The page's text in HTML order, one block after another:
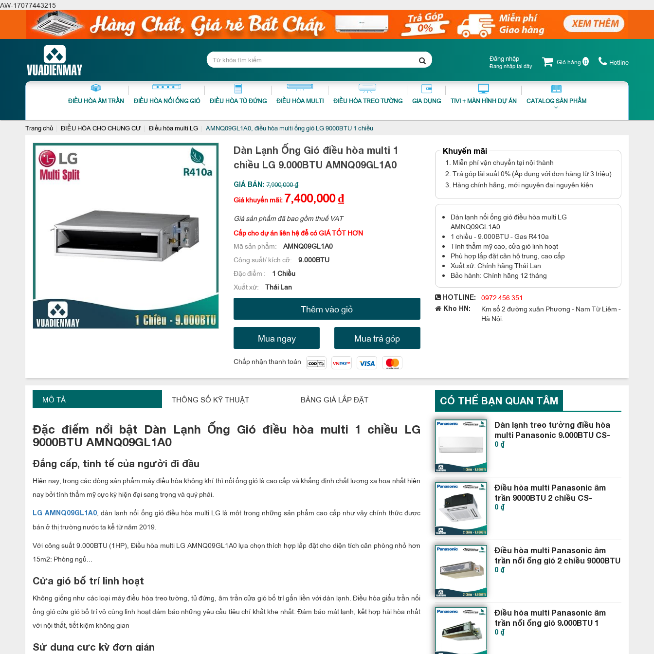
AW-17077443215
Hotline
Giỏ hàng 0
Đăng nhập
Đăng nhập tại đây
ĐIỀU HÒA ÂM TRẦN ĐIỀU HÒA NỐI ỐNG GIÓ ĐIỀU HÒA TỦ ĐỨNG ĐIỀU HÒA MULTI ĐIỀU HÒA TREO TƯỜNG GIA DỤNG TIVI + MÀN HÌNH DỰ ÁN CATALOG SẢN PHẨM
Trang chủ ĐIỀU HÒA CHO CHUNG CƯ Điều hòa multi LG AMNQ09GL1A0, điều hòa multi ống gió LG 9000BTU 1 chiều
Dàn Lạnh Ống Gió điều hòa multi 1
chiều LG 9.000BTUAMNQ09GL1A0
GIÁ BÁN:7,900,000 ₫
Giá khuyến mãi: 7,400,000₫
Giá sản phẩm đã bao gồm thuế VAT
Cấp cho dự án liên hệ để có GIÁ TỐT HƠN
Mã sản phẩm:
AMNQ09GL1A0
Công suất/ kích cỡ:
9.000BTU
Đặc điểm :
1 Chiều
Xuất xứ:
Thái Lan
Thêm vào giỏ
Mua ngay Mua trả góp
Chấp nhận thanh toán
Khuyến mãi
1. Miễn phí vận chuyển tại nội thành
2. Trả góp lãi suất 0% (Áp dụng với đơn hàng từ 3 triệu)
3. Hàng chính hãng, mới nguyên đai nguyên kiện
Dàn lạnh nối ống gió điều hòa multi LG
AMNQ09GL1A0
1 chiều - 9.000BTU - Gas R410a
Tính thẩm mỹ cao, cửa gió linh hoạt
Phù hợp lắp đặt căn hộ trung, cao cấp
Xuất xứ: Chính hãng Thái Lan
Bảo hành: Chính hãng 12 tháng
HOTLINE: 0972 456 351
Kho HN:
Km số 2 đường xuân Phương - Nam Từ Liêm -
Hà Nội.
MÔ TẢ THÔNG SỐ KỸ THUẬT BẢNG GIÁ LẮP ĐẶT
Đặc điểm nổi bật Dàn Lạnh Ống Gió điều hòa multi 1 chiều LG
9000BTU AMNQ09GL1A0
Đẳng cấp, tinh tế của người đi đầu
Hiện nay, trong các dòng sản phẩm máy điều hòa không khí thì nối ống gió là cao cấp và khẳng định chất lượng xa hoa nhất hiện
nay bởi tính thẩm mỹ cực kỳ hiện đại sang trọng và quý phái.
LG AMNQ09GL1A0 , dàn lạnh nối ống gió điều hòa multi LG là một trong những sản phẩm cao cấp như vậy chính thức được
bán ở thị trường nước ta kể từ năm 2019.
Với công suất 9.000BTU (1HP), Điều hòa multi LG AMNQ09GL1A0 lựa chọn thích hợp lắp đặt cho diện tích căn phòng nhỏ hơn
15m2: Phòng ngủ...
Cửa gió bố trí linh hoạt
Không giống như các loại máy điều hòa treo tường, tủ đứng, âm trần cửa gió bố trí gấn liền với dàn lạnh. Điều hòa giấu trần nối
ống gió cửa gió bố trí vô cùng linh hoạt đảm bảo những yêu cầu tiêu chí khắt khe nhất: Đảm bảo mát lạnh, kết hợp hài hòa nhất
với nội thất, tiết kiệm không gian
Sử dụng cực kỳ đơn giản
CÓ THỂ BẠN QUAN TÂM
Dàn lạnh treo tường điều hòa
multi Panasonic 9.000BTU CS-
MPS9SKH
0 ₫
Điều hòa multi Panasonic âm
trần 9000BTU 2 chiều CS-
MZ25WB4H8A
0 ₫
Điều hòa multi Panasonic âm
trần nối ống gió 2 chiều 9000BTU
CS-MZ25WD3H8A
0 ₫
Điều hòa multi Panasonic âm
trần nối ống gió 9.000BTU 1
chiều CS-MS9SD3H
0 ₫